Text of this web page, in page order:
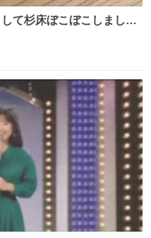
て杉床ぼこぼこしまし
ぼこぼこ自分じゃなく
す！！！✌️いやーほっと
らいやわやわです。